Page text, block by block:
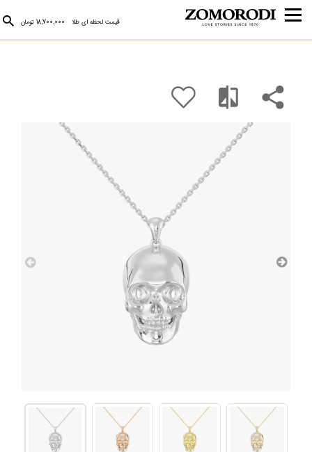
قیمت لحظه ای طلا 18,700,000 تومان